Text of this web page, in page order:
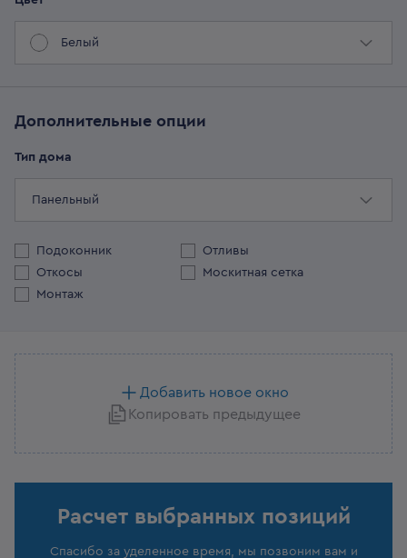
Белый
Дополнительные опции
Тип дома
Панельный
Подоконник
Отливы
Откосы
Москитная сетка
Монтаж
Добавить новое окно
Копировать предыдущее
Расчет выбранных позиций
Спасибо за уделенное время, мы позвоним вам и